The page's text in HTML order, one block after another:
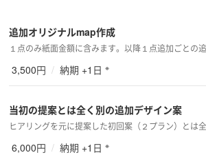
追加オリジナルmap作成
3,500円 / 納期 +1日 ※
当初の提案とは全く別の追加デザイン案
6,000円 / 納期 +1日 ※